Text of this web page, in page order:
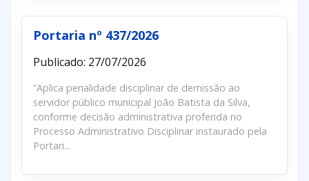
Portaria nº 437/2026
Publicado: 27/07/2026
“Aplica penalidade disciplinar de demissão ao
servidor público municipal João Batista da Silva,
conforme decisão administrativa proferida no
Processo Administrativo Disciplinar instaurado pela
Portari...